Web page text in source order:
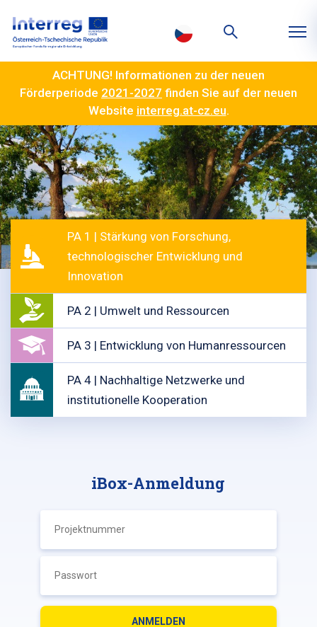
ACHTUNG! Informationen zu der neuen
Förderperiode 2021-2027 finden Sie auf der neuen
Website interreg.at-cz.eu.
PA 1 | Stärkung von Forschung,
technologischer Entwicklung und
Innovation
PA 2 | Umwelt und Ressourcen
PA 3 | Entwicklung von Humanressourcen
PA 4 | Nachhaltige Netzwerke und
institutionelle Kooperation
iBox-Anmeldung